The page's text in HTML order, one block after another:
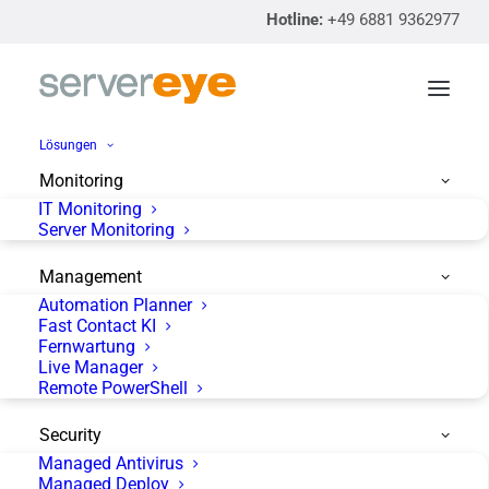
Hotline: +49 6881 9362977
Lösungen
Monitoring
IT Monitoring
Server Monitoring
Management
Automation Planner
Fast Contact KI
Fernwartung
Live Manager
Remote PowerShell
Security
Managed Antivirus
Managed Deploy
IMAP, POP3 und SMTP
einfach testen
In diesem Artikel geht es darum wie man IMAP, POP3
und SMTP einfach testen kann mittels des telnet